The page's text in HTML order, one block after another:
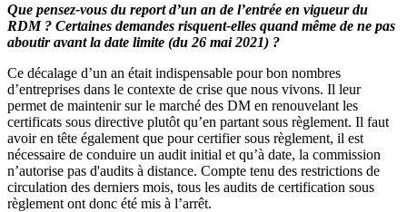
Que pensez-vous du report d’un an de l’entrée en vigueur du
RDM ? Certaines demandes risquent-elles quand même de ne pas
aboutir avant la date limite (du 26 mai 2021) ?
Ce décalage d’un an était indispensable pour bon nombres
d’entreprises dans le contexte de crise que nous vivons. Il leur
permet de maintenir sur le marché des DM en renouvelant les
certificats sous directive plutôt qu’en partant sous règlement. Il faut
avoir en tête également que pour certifier sous règlement, il est
nécessaire de conduire un audit initial et qu’à date, la commission
n’autorise pas d'audits à distance. Compte tenu des restrictions de
circulation des derniers mois, tous les audits de certification sous
règlement ont donc été mis à l’arrêt.